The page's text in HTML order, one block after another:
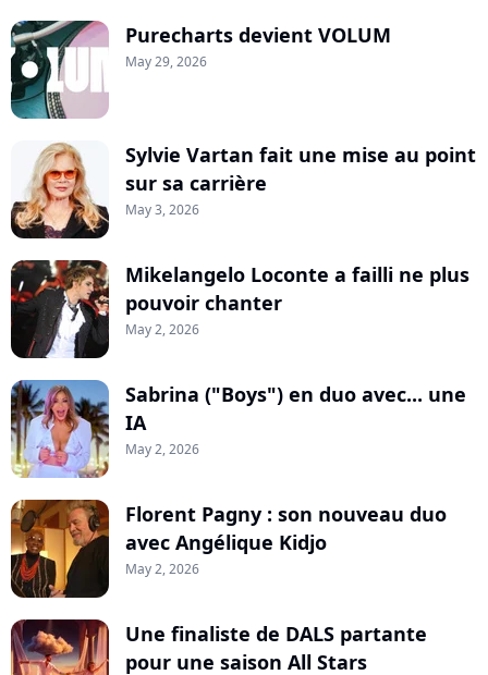
Purecharts devient VOLUM
May 29, 2026
Sylvie Vartan fait une mise au point
sur sa carrière
May 3, 2026
Mikelangelo Loconte a failli ne plus
pouvoir chanter
May 2, 2026
Sabrina ("Boys") en duo avec... une
IA
May 2, 2026
Florent Pagny : son nouveau duo
avec Angélique Kidjo
May 2, 2026
Une finaliste de DALS partante
pour une saison All Stars